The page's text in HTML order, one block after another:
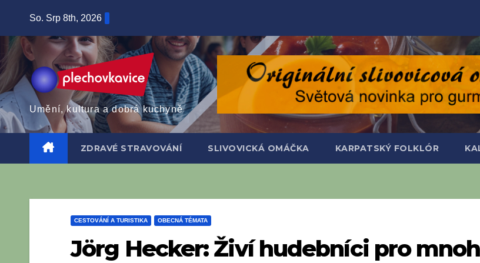
content
So. Srp 8th, 2026
Umění, kultura a dobrá kuchyně
ZDRAVÉ STRAVOVÁNÍ SLIVOVICKÁ OMÁČKA KARPATSKÝ FOLKLÓR
CESTOVÁNÍ A TURISTIKA OBECNÁ TÉMATA
Jörg Hecker: Živí hudebníci pro